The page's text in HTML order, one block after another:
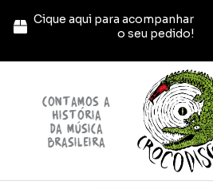
para
conteúdo
Cique aqui para acompanhar
o seu pedido!
contamos a
história
da música
brasileira